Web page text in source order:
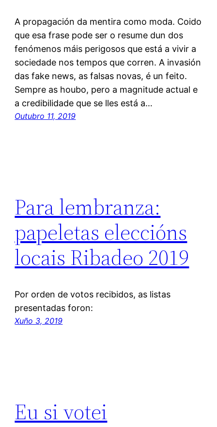
A propagación da mentira como moda. Coido
que esa frase pode ser o resume dun dos
fenómenos máis perigosos que está a vivir a
sociedade nos tempos que corren. A invasión
das fake news, as falsas novas, é un feito.
Sempre as houbo, pero a magnitude actual e
a credibilidade que se lles está a…
Outubro 11, 2019
Para lembranza:
papeletas eleccións
locais Ribadeo 2019
Por orden de votos recibidos, as listas
presentadas foron:
Xuño 3, 2019
Eu si votei